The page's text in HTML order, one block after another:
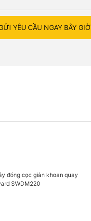
YÊU CẦU NGAY BÂY GIỜ